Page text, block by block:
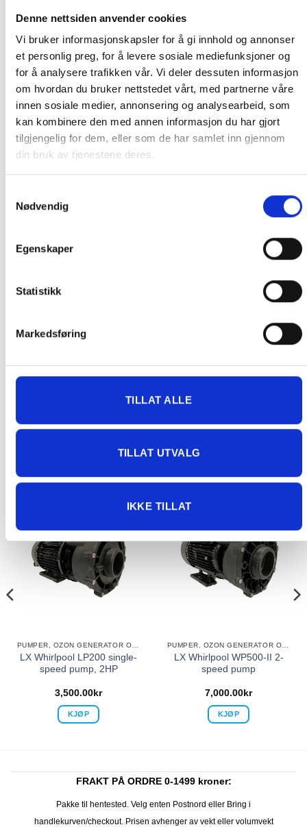
Denne nettsiden anvender cookies
Vi bruker informasjonskapsler for å gi innhold og annonser
et personlig preg, for å levere sosiale mediefunksjoner og
for å analysere trafikken vår. Vi deler dessuten informasjon
om hvordan du bruker nettstedet vårt, med partnerne våre
innen sosiale medier, annonsering og analysearbeid, som
kan kombinere den med annen informasjon du har gjort
tilgjengelig for dem, eller som de har samlet inn gjennom
din bruk av tjenestene deres.
Nødvendig
Egenskaper
Statistikk
Markedsføring
TILLAT ALLE
TILLAT UTVALG
IKKE TILLAT
Rolig drift
Sideutslipp
2 tommers innløp og utløp
Volum med høyt volum
RELATERTE PRODUKTER
LX Whirlpool LP200 single-
speed pump, 2HP
3,500.00 kr
KJØP
LX Whirlpool WP500-II 2-
speed pump
7,000.00 kr
KJØP
FRAKT PÅ ORDRE 0-1499 kroner:
Pakke til hentested. Velg enten Postnord eller Bring i
handlekurven/checkout. Prisen avhenger av vekt eller volumvekt